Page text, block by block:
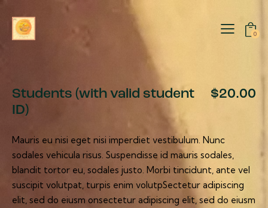
0
Students (with valid student
ID)
$20.00
Mauris eu nisi eget nisi imperdiet vestibulum. Nunc
sodales vehicula risus. Suspendisse id mauris sodales,
blandit tortor eu, sodales justo. Morbi tincidunt, ante vel
suscipit volutpat, turpis enim volutpSectetur adipiscing
elit, sed do eiusm onsectetur adipiscing elit, sed do eiusm